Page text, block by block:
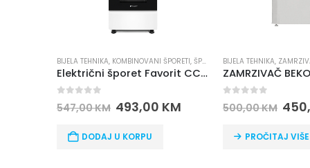
BIJELA TEHNIKA, ZAMRZIVAČI
ZAMRZIVAČ BEKO FSA 13020
500,00KM 450,00KM
PROČITAJ VIŠE
BEKO,BIJELA TEHNIKA,
999,00KM
PROČITAJ VIŠE